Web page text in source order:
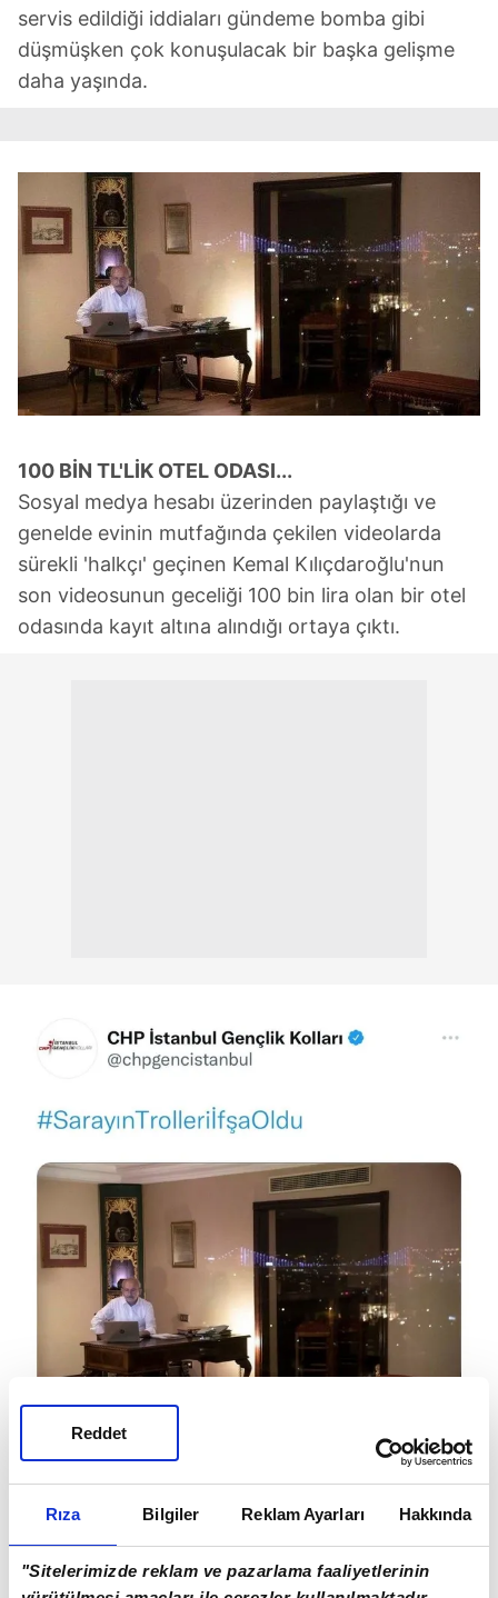
Rıza Bilgiler Reklam Ayarları Hakkında
"Sitelerimizde reklam ve pazarlama faaliyetlerinin
Reddet
servis edildiği iddiaları gündeme bomba gibi
düşmüşken çok konuşulacak bir başka gelişme
daha yaşında.
100 BİN TL'LİK OTEL ODASI...
Sosyal medya hesabı üzerinden paylaştığı ve
genelde evinin mutfağında çekilen videolarda
sürekli 'halkçı' geçinen Kemal Kılıçdaroğlu'nun
son videosunun geceliği 100 bin lira olan bir otel
odasında kayıt altına alındığı ortaya çıktı.